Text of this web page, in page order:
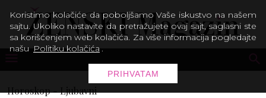
Horoskop -Ljubavni
Koristimo kolačiće da poboljšamo Vaše iskustvo na našem
sajtu. Ukoliko nastavite da pretražujete ovaj sajt, saglasni ste
sa korišćenjem web kolačića. Za više informacija pogledajte
našu Politiku kolačića .
PRIHVATAM